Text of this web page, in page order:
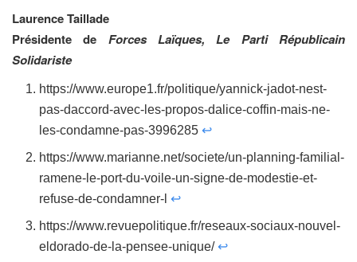
Laurence Taillade
Présidente
de Forces Laïques, Le Parti Républicain
Solidariste
https://www.europe1.fr/politique/yannick-jadot-nest-
pas-daccord-avec-les-propos-dalice-coffin-mais-ne-
les-condamne-pas-3996285 ↩
https://www.marianne.net/societe/un-planning-familial-
ramene-le-port-du-voile-un-signe-de-modestie-et-
refuse-de-condamner-l ↩
https://www.revuepolitique.fr/reseaux-sociaux-nouvel-
eldorado-de-la-pensee-unique/ ↩